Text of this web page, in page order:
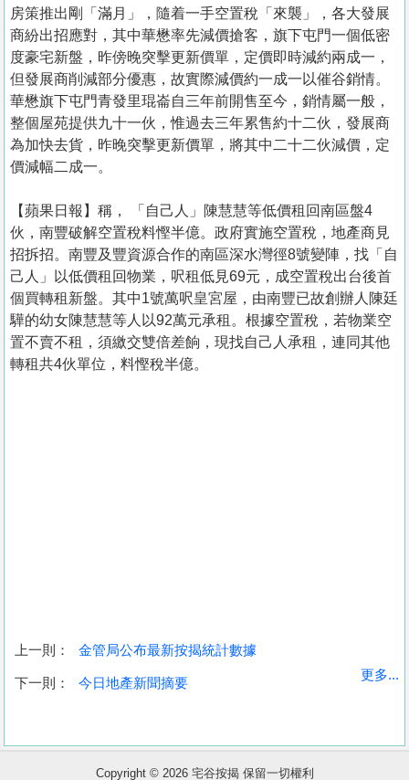
收
盤
房策推出剛「滿月」，隨着一手空置稅「來襲」，各大發展
商紛出招應對，其中華懋率先減價搶客，旗下屯門一個低密
度豪宅新盤，昨傍晚突擊更新價單，定價即時減約兩成一，
但發展商削減部分優惠，故實際減價約一成一以催谷銷情。
華懋旗下屯門青發里琨崙自三年前開售至今，銷情屬一般，
整個屋苑提供九十一伙，惟過去三年累售約十二伙，發展商
為加快去貨，昨晚突擊更新價單，將其中二十二伙減價，定
價減幅二成一。
【蘋果日報】稱， 「自己人」陳慧慧等低價租回南區盤4
伙，南豐破解空置稅料慳半億。政府實施空置稅，地產商見
招拆招。南豐及豐資源合作的南區深水灣徑8號變陣，找「自
己人」以低價租回物業，呎租低見69元，成空置稅出台後首
個買轉租新盤。其中1號萬呎皇宮屋，由南豐已故創辦人陳廷
驊的幼女陳慧慧等人以92萬元承租。根據空置稅，若物業空
置不賣不租，須繳交雙倍差餉，現找自己人承租，連同其他
轉租共4伙單位，料慳稅半億。
上一則： 金管局公布最新按揭統計數據
下一則： 今日地產新聞摘要
更多...
Copyright © 2026 宅谷按揭 保留一切權利